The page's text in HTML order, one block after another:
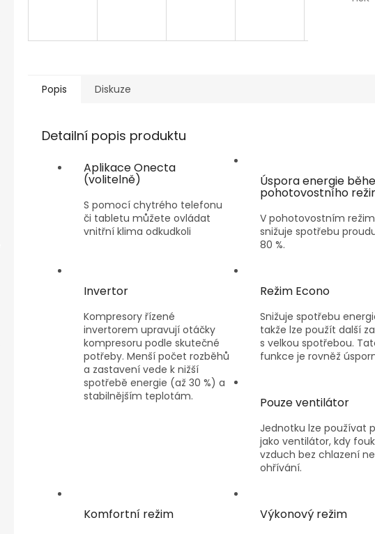
R
Popis Diskuze
Detailní popis produktu
Aplikace Onecta
(volitelně)
S pomocí chytrého telefonu
či tabletu můžete ovládat
vnitřní klima odkudkoli
Úspora energie
pohotovostního
V pohotovostním
snižuje spotřebu
80 %.
Invertor
Kompresory řízené
invertorem upravují otáčky
kompresoru podle skutečné
potřeby. Menší počet rozběhů
a zastavení vede k nižší
spotřebě energie (až 30 %) a
stabilnějším teplotám.
Režim Econo
Snižuje spotřebu
takže lze použít další
s velkou spotřebou.
funkce je rovněž
Pouze ventilátor
Jednotku lze používat
jako ventilátor, kdy
vzduch bez chlazení
ohřívání.
Komfortní režim Výkonový režim